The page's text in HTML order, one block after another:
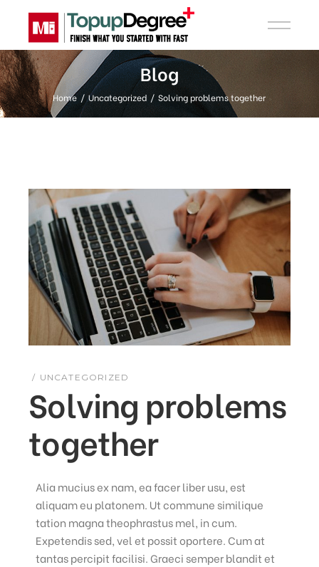
Blog
Home Uncategorized Solving problems together
UNCATEGORIZED
Solving problems
together
Alia mucius ex nam, ea facer liber usu, est
aliquam eu platonem. Ut commune similique
tation magna theophrastus mel, in cum.
Expetendis sed, vel et possit oportere. Cum at
tantas percipit facilisi. Graeci semper blandit et